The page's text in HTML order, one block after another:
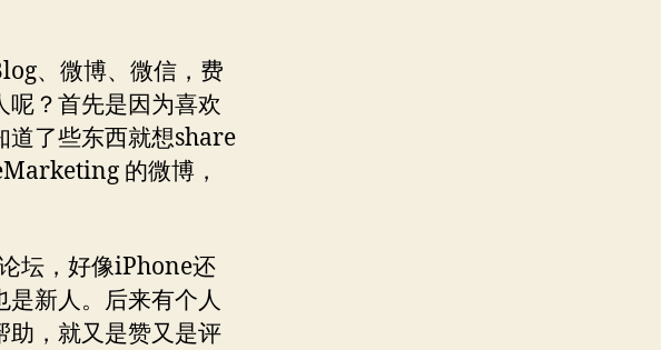
、微博、微信，费
？首先是因为喜欢
道了些东西就想share
的微博，
坛，好像iPhone还
新人。后来有个人
助，就又是赞又是评